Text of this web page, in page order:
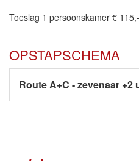
Toeslag 1 persoonskamer € 115,-
OPSTAPSCHEMA
Route A+C - zevenaar